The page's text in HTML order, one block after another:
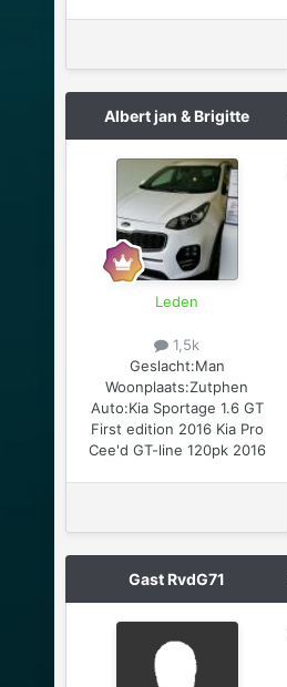
Albert jan & Brigitte
Leden
1,5k
Geslacht:Man
Woonplaats:Zutphen
Auto:Kia Sportage 1.6 GT
First edition 2016 Kia Pro
Cee'd GT-line 120pk 2016
Gast RvdG71